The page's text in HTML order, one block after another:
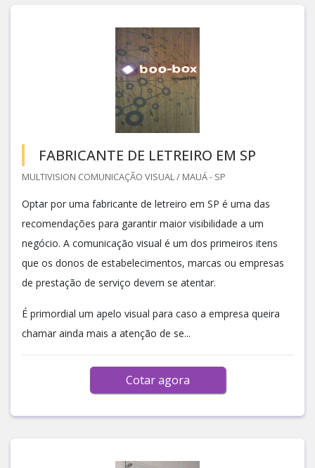
FABRICANTE DE LETREIRO EM SP
MULTIVISION COMUNICAÇÃO VISUAL / MAUÁ - SP
Optar por uma fabricante de letreiro em SP é uma das
recomendações para garantir maior visibilidade a um
negócio. A comunicação visual é um dos primeiros itens
que os donos de estabelecimentos, marcas ou empresas
de prestação de serviço devem se atentar.
É primordial um apelo visual para caso a empresa queira
chamar ainda mais a atenção de se...
Cotar agora